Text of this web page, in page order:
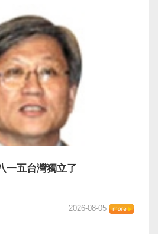
一五台灣獨立了
2026-08-05